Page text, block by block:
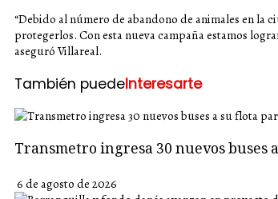
“Debido al número de abandono de animales en la
protegerlos. Con esta nueva campaña estamos
aseguró Villareal.
También puedeInteresarte
Transmetro ingresa 30 nuevos
6 de agosto de 2026